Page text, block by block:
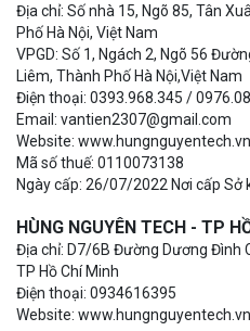
Địa chỉ: Số nhà 15, Ngõ 85, Tân
Phố Hà Nội, Việt Nam
VPGD: Số 1, Ngách 2, Ngõ 56
Liêm, Thành Phố Hà Nội,Việt Nam
Điện thoại: 0393.968.345 /
Email: vantien2307@gmail.com
Website: www.hungnguyentech.vn
Mã số thuế: 0110073138
Ngày cấp: 26/07/2022 Nơi cấp Sở
HÙNG NGUYÊN TECH - TP
Địa chỉ: D7/6B Đường Dương Đình
TP Hồ Chí Minh
Điện thoại: 0934616395
Website: www.hungnguyentech.vn